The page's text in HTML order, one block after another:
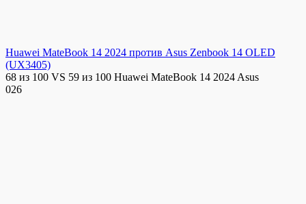
Huawei MateBook 14 2024 против Asus Zenbook 14 OLED
(UX3405)
68 из 100 VS 59 из 100 Huawei MateBook 14 2024 Asus
026